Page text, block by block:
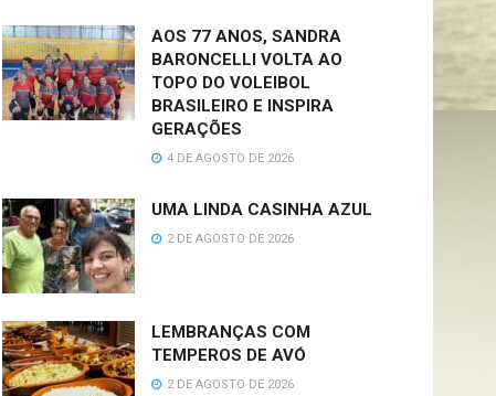
AOS 77 ANOS, SANDRA
BARONCELLI VOLTA AO
TOPO DO VOLEIBOL
BRASILEIRO E INSPIRA
GERAÇÕES
4 DE AGOSTO DE 2026
UMA LINDA CASINHA AZUL
2 DE AGOSTO DE 2026
LEMBRANÇAS COM
TEMPEROS DE AVÓ
2 DE AGOSTO DE 2026